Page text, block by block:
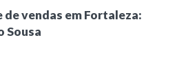
vendas em Fortaleza:
Sousa